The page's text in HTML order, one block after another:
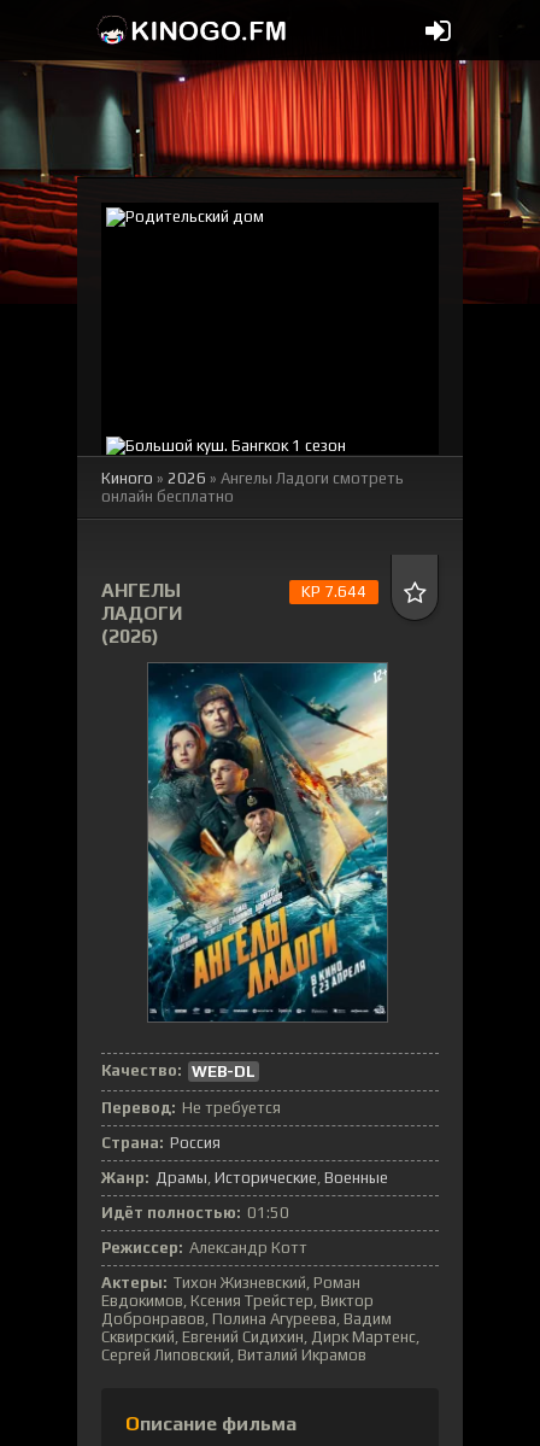
Киного » 2026 » Ангелы Ладоги смотреть
онлайн бесплатно
АНГЕЛЫ
ЛАДОГИ
(2026)
KP 7.644
Качество: WEB-DL
Перевод: Не требуется
Страна: Россия
Жанр: Драмы, Исторические, Военные
Идёт полностью: 01:50
Режиссер: Александр Котт
Актеры: Тихон Жизневский, Роман
Евдокимов, Ксения Трейстер, Виктор
Добронравов, Полина Агуреева, Вадим
Сквирский, Евгений Сидихин, Дирк Мартенс,
Сергей Липовский, Виталий Икрамов
Описание фильма